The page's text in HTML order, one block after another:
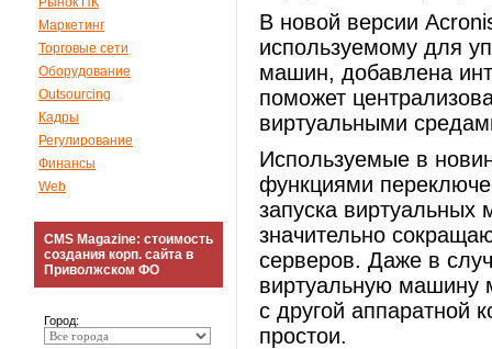
Маркетинг
Торговые сети
Оборудование
Outsourcing
Кадры
Регулирование
Финансы
Web
CMS Magazine: стоимость
создания корп. сайта в
Приволжском ФО
Город:
В новой версии
используемому для
машин, добавлена
поможет
виртуальными
Используемые в
функциями
запуска виртуальных
значительно
серверов. Даже в
виртуальную машину
с другой аппаратной
простои.